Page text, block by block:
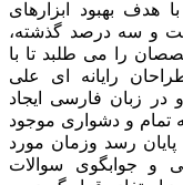
هدف بهبود ابزارهای
و سه درصد گذشته،
را می طلبد تا با
رایانه ای علی
زبان فارسی ایجاد
تمام و دشواری موجود
رسد وزمان مورد
و جوابگوی سوالات